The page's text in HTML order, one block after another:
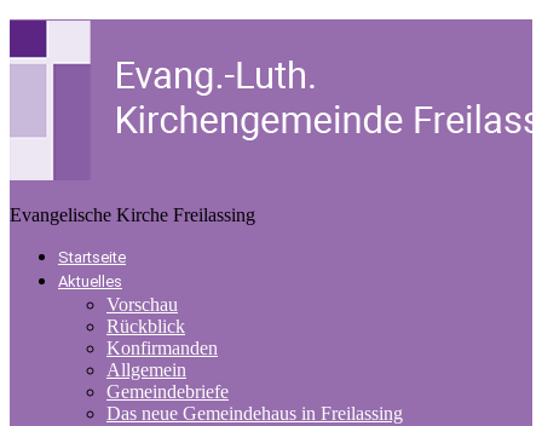
Evangelische Kirche Freilassing
Startseite
Aktuelles
Vorschau
Rückblick
Konfirmanden
Allgemein
Gemeindebriefe
Das neue Gemeindehaus in Freilassing